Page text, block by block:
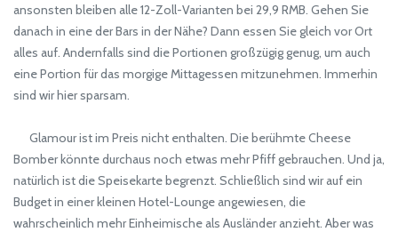
ansonsten bleiben alle 12-Zoll-Varianten bei 29,9 RMB. Gehen Sie
danach in eine der Bars in der Nähe? Dann essen Sie gleich vor Ort
alles auf. Andernfalls sind die Portionen großzügig genug, um auch
eine Portion für das morgige Mittagessen mitzunehmen. Immerhin
sind wir hier sparsam.
Glamour ist im Preis nicht enthalten. Die berühmte Cheese
Bomber könnte durchaus noch etwas mehr Pfiff gebrauchen. Und ja,
natürlich ist die Speisekarte begrenzt. Schließlich sind wir auf ein
Budget in einer kleinen Hotel-Lounge angewiesen, die
wahrscheinlich mehr Einheimische als Ausländer anzieht. Aber was